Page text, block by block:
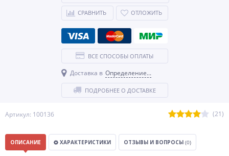
Артикул: 100136 (21)
СРАВНИТЬ ОТЛОЖИТЬ
ВСЕ СПОСОБЫ ОПЛАТЫ
Доставка в Определение...
ПОДРОБНЕЕ О ДОСТАВКЕ
ОПИСАНИЕ ХАРАКТЕРИСТИКИ ОТЗЫВЫ И ВОПРОСЫ (0)